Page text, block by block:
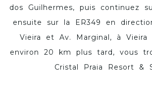
dos Guilhermes, puis continuez
ensuite sur la ER349 en
Vieira et Av. Marginal, à
environ 20 km plus tard, vous
Cristal Praia Resort &